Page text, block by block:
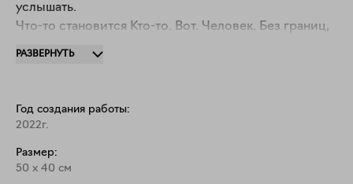
услышать.
Что-то становится Кто-то. Вот. Человек. Без границ,
РАЗВЕРНУТЬ
Год создания работы:
2022г.
Размер:
50 x 40 см